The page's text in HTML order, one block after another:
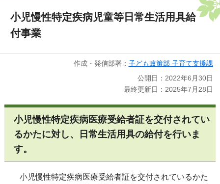
小児慢性特定疾病児童等日常生活用具給
付事業
作成・発信部署： 子ども政策部 子育て支援課
公開日：2022年6月30日
最終更新日：2025年7月28日
小児慢性特定疾病医療受給者証を交付されてい
るかたに対し、日常生活用具の給付を行いま
す。
小児慢性特定疾病医療受給者証を交付されているかた